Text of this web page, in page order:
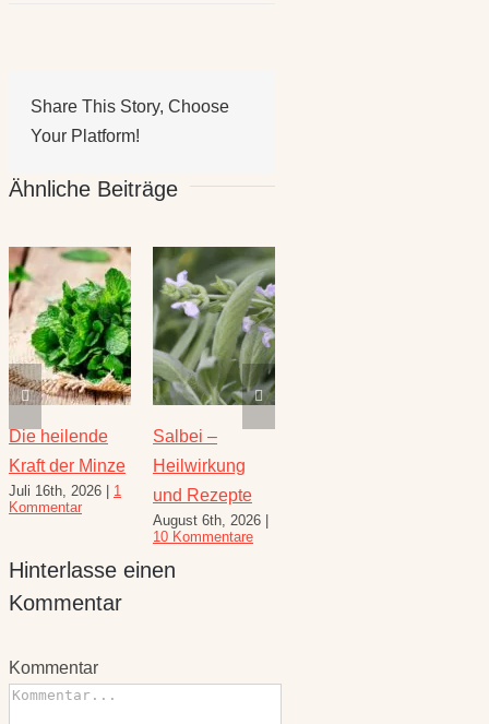
Share This Story, Choose
Your Platform!
Ähnliche Beiträge
Die heilende
Kraft der Minze
Juli 16th, 2026
1
Kommentar
Salbei –
Heilwirkung
und Rezepte
August 6th, 2026
10 Kommentare
Hinterlasse einen
Kommentar
Kommentar